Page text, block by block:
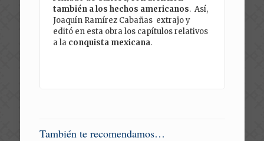
también a los hechos americanos. Así,
Joaquín Ramírez Cabañas extrajo y
editó en esta obra los capítulos relativos
a la conquista mexicana.
También te recomendamos…